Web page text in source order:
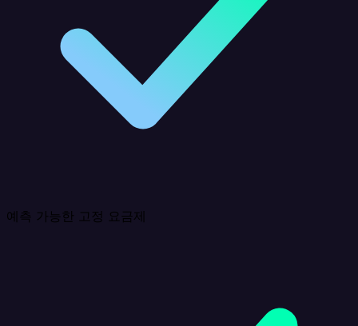
예측 가능한 고정 요금제